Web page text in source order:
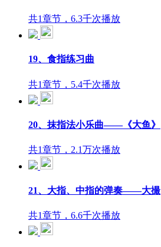
共1章节，6.3千次播放
19、食指练习曲
共1章节，5.4千次播放
20、抹指法小乐曲——《大鱼》
共1章节，2.1万次播放
21、大指、中指的弹奏——大撮
共1章节，6.6千次播放